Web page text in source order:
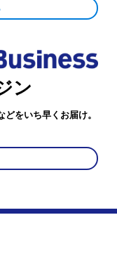
ン
をいち早くお届け。